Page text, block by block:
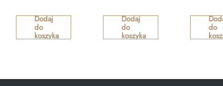
Dodaj
do
koszyka
Dodaj
do
koszyka
do